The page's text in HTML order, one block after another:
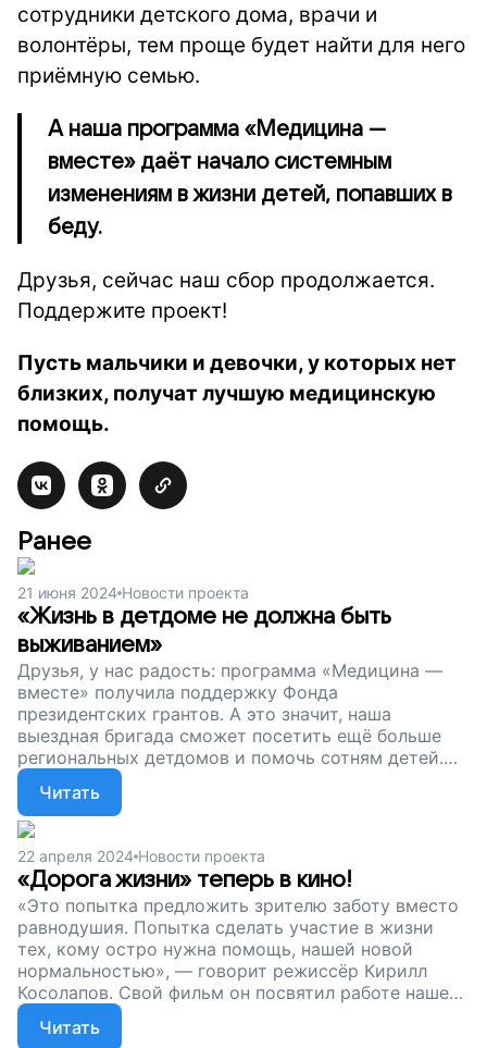
сотрудники детского дома, врачи и
волонтёры, тем проще будет найти для него
приёмную семью.
А наша программа «Медицина —
вместе» даёт начало системным
изменениям в жизни детей, попавших в
беду.
Друзья, сейчас наш сбор продолжается.
Поддержите проект!
Пусть мальчики и девочки, у которых нет
близких, получат лучшую медицинскую
помощь.
Ранее
21 июня 2024 Новости проекта
«Жизнь в детдоме не должна быть
выживанием»
Друзья, у нас радость: программа «Медицина —
вместе» получила поддержку Фонда
президентских грантов. А это значит, наша
выездная бригада сможет посетить ещё больше
региональных детдомов и помочь сотням детей.
Сейчас наш сбор продолжается. Давайте не будем
останавливаться. Подарим ребятам, которые
растут без родителей, шанс на счастье!
Читать
22 апреля 2024 Новости проекта
«Дорога жизни» теперь в кино!
«Это попытка предложить зрителю заботу вместо
равнодушия. Попытка сделать участие в жизни
тех, кому остро нужна помощь, нашей новой
нормальностью», — говорит режиссёр Кирилл
Косолапов. Свой фильм он посвятил работе нашего
фонда. А мы продолжаем сбор. Поддержите нас.
Пусть дети из детских домов не остаются одни!
Читать